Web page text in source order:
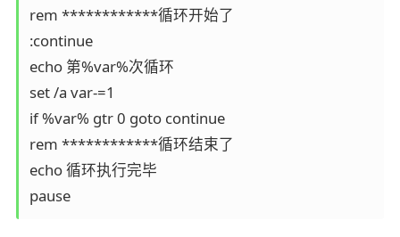
rem ************循环开始了
:continue
echo 第%var%次循环
set /a var-=1
if %var% gtr 0 goto continue
rem ************循环结束了
echo 循环执行完毕
pause